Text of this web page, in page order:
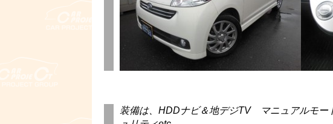
装備は、HDDナビ＆地デジTV マニュアルモ